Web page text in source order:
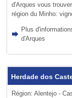
d'Arques vous
région du Minho:
Plus
d'Arques
Herdade dos
Région: Alentejo -